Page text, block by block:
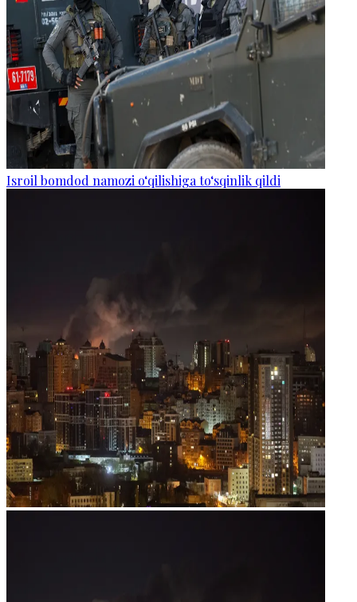
Isroil bomdod namozi o‘qilishiga to‘sqinlik qildi